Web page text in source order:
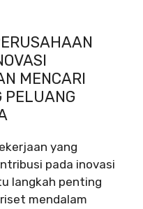
MENCARI
PELUANG
yang
pada inovasi
langkah penting
mendalam